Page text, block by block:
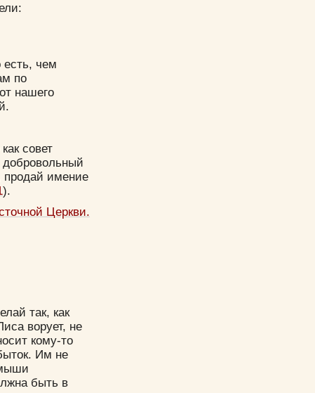
чем
по
нашего
совет
продай имение
).
Церкви.
так, как
ворует, не
кому-то
Им не
быть в